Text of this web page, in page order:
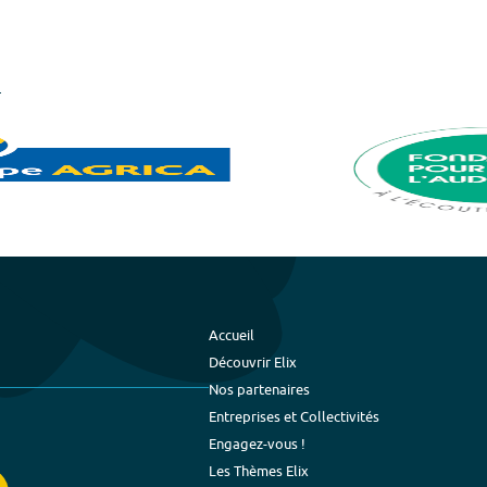
Accueil
Découvrir Elix
Nos partenaires
Entreprises et Collectivités
Engagez-vous !
Les Thèmes Elix